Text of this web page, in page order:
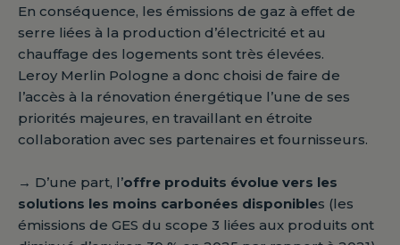
En conséquence, les émissions de gaz à effet de
serre liées à la production d’électricité et au
chauffage des logements sont très élevées.
Leroy Merlin Pologne a donc choisi de faire de
l’accès à la rénovation énergétique l’une de ses
priorités majeures, en travaillant en étroite
collaboration avec ses partenaires et fournisseurs.
→ D’une part, l’offre produits évolue vers les
solutions les moins carbonées disponibles (les
émissions de GES du scope 3 liées aux produits ont